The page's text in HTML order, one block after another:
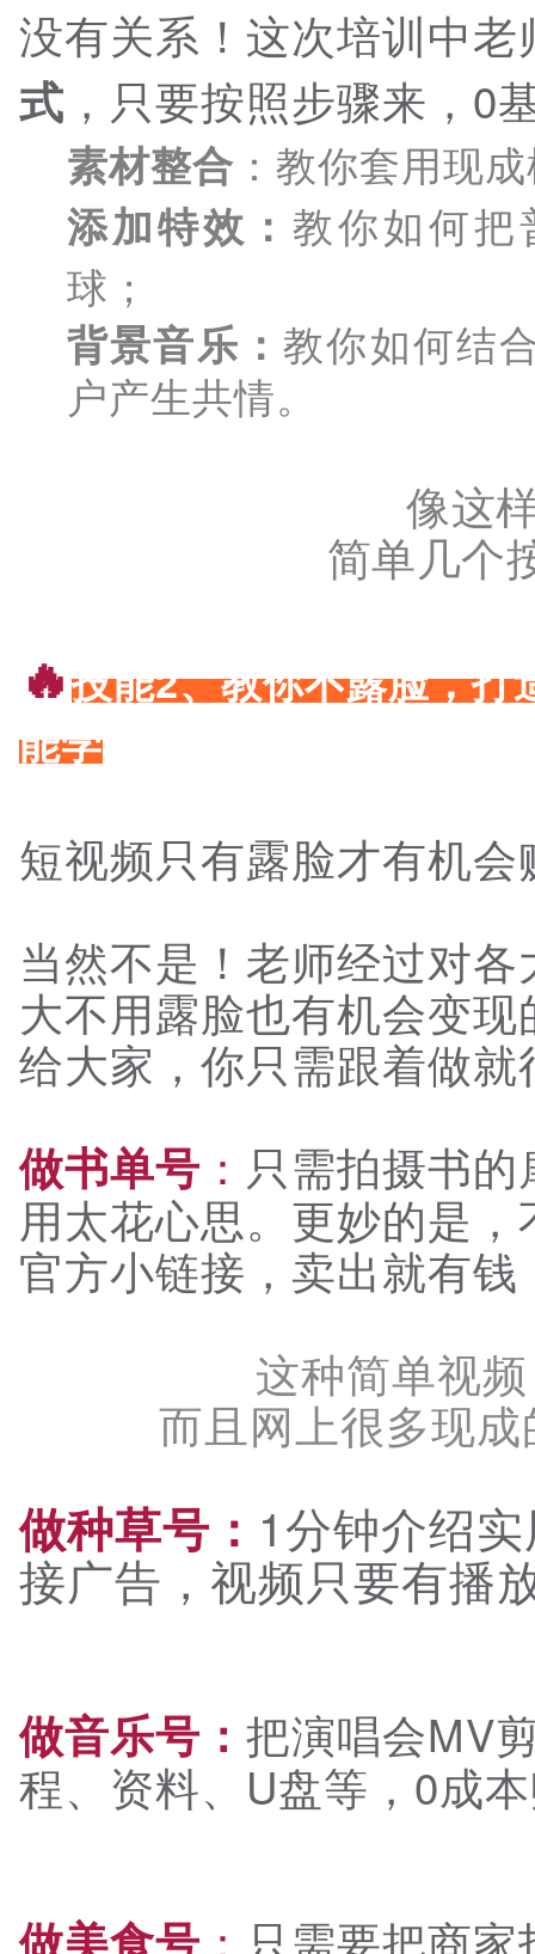
没有关系！这次培训中
式 ，只要按照步骤来，0
素材整合 ：教你套用现
添加特效：教你如何把
球；
背景音乐：教你如何结
户产生共情。
像这
简单几个
🔥技能2、教你不露脸，打
能学
短视频只有露脸才有机会
当然不是！老师经过对
大不用露脸也有机会变
给大家，你只需跟着做就
做书单号 ： 只需拍摄书
用太花心思。更妙的是
官方小链接，卖出就有钱
这种简单视
而且网上很多现
做种草号： 1分钟介绍
接广告，视频只要有播
做音乐号： 把演唱会MV
程、资料、U盘等，0成
做美食号 ： 只需要把商